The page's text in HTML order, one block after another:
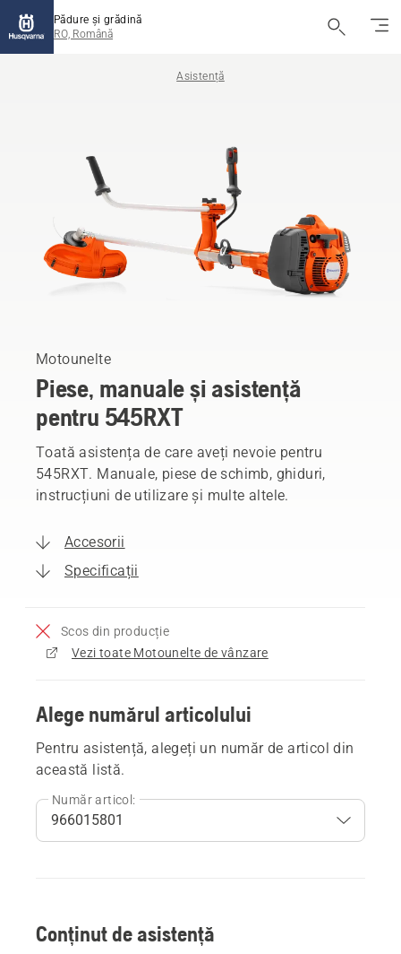
Pădure și grădină
RO, Română
Asistență
Motounelte
Piese, manuale și asistență
pentru 545RXT
Toată asistența de care aveți nevoie pentru
545RXT. Manuale, piese de schimb, ghiduri,
instrucțiuni de utilizare și multe altele.
Accesorii
Specificații
Scos din producție
Vezi toate Motounelte de vânzare
Alege numărul articolului
Pentru asistență, alegeți un număr de articol din
această listă.
Număr articol:
Conținut de asistență